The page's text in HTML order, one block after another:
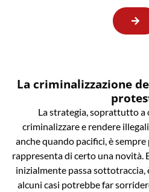
La criminalizzazione
La strategia, soprattutto a
criminalizzare e rendere
anche quando pacifici, è
rappresenta di certo una novità.
inizialmente passa sottotraccia,
alcuni casi potrebbe far